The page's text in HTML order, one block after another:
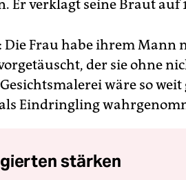
Er verklagt seine Braut auf
Die Frau habe ihrem Mann
der sie ohne
wäre so
Eindringling
stärken